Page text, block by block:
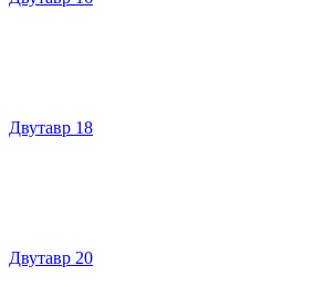
Двутавр 18
Двутавр 20